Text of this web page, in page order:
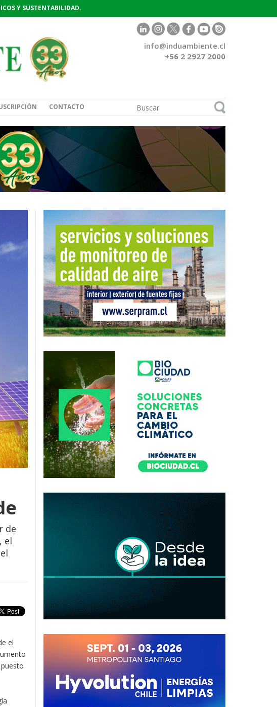
Y SUSTENTABILIDAD.
info@induambiente.cl
+56 2 2927 2000
CONTACTO
de
el
el